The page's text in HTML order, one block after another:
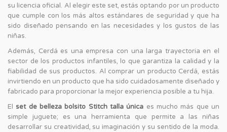
su licencia oficial. Al elegir este set, estás optando por un producto
que cumple con los más altos estándares de seguridad y que ha
sido diseñado pensando en las necesidades y los gustos de las
niñas.
Además, Cerdá es una empresa con una larga trayectoria en el
sector de los productos infantiles, lo que garantiza la calidad y la
fiabilidad de sus productos. Al comprar un producto Cerdá, estás
invirtiendo en un producto que ha sido cuidadosamente diseñado y
fabricado para proporcionar la mejor experiencia posible a tu hija.
El set de belleza bolsito Stitch talla única es mucho más que un
simple juguete; es una herramienta que permite a las niñas
desarrollar su creatividad, su imaginación y su sentido de la moda.